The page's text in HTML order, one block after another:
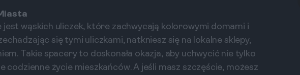
jest wąskich uliczek, które zachwycają kolorowymi domami i
się tymi uliczkami, natkniesz się na lokalne sklepy,
Takie spacery to doskonała okazja, aby uchwycić nie tylko
codzienne życie mieszkańców. A jeśli masz szczęście, możesz